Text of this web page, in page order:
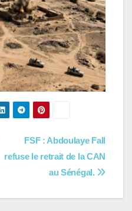
FSF : Abdoulaye Fall
refuse le retrait de la CAN
au Sénégal.